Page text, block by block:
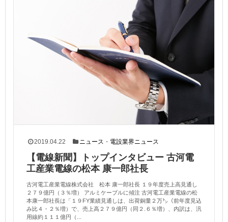
2019.04.22 ニュース ・ 電設業界ニュース
【電線新聞】トップインタビュー 古河電
工産業電線の松本 康一郎社長
古河電工産業電線株式会社 松本 康一郎社長 １９年度売上高見通し
２７９億円（３％増） アルミケーブルに傾注 古河電工産業電線の松
本康一郎社長は「１９FY業績見通しは、出荷銅量２万㌧（前年度見込
み比４・２％増）で、売上高２７９億円（同２.６％増）、内訳は、汎
用線約１１１億円（...